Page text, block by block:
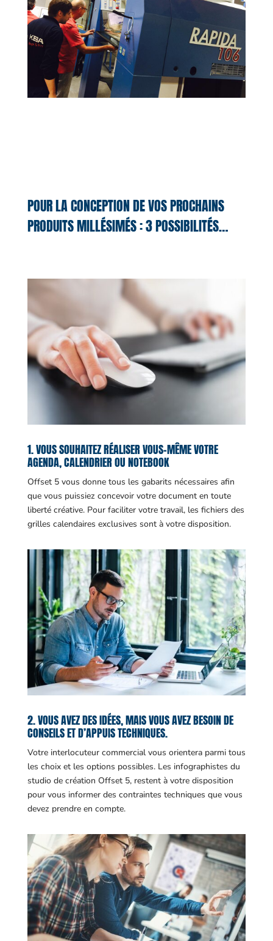
POUR LA CONCEPTION DE VOS PROCHAINS
PRODUITS MILLÉSIMÉS : 3 POSSIBILITÉS…
1. VOUS SOUHAITEZ RÉALISER VOUS-MÊME VOTRE
AGENDA, CALENDRIER OU NOTEBOOK
Offset 5 vous donne tous les gabarits nécessaires afin
que vous puissiez concevoir votre document en toute
liberté créative. Pour faciliter votre travail, les fichiers des
grilles calendaires exclusives sont à votre disposition.
2. VOUS AVEZ DES IDÉES, MAIS VOUS AVEZ BESOIN DE
CONSEILS ET D’APPUIS TECHNIQUES.
Votre interlocuteur commercial vous orientera parmi tous
les choix et les options possibles. Les infographistes du
studio de création Offset 5, restent à votre disposition
pour vous informer des contraintes techniques que vous
devez prendre en compte.